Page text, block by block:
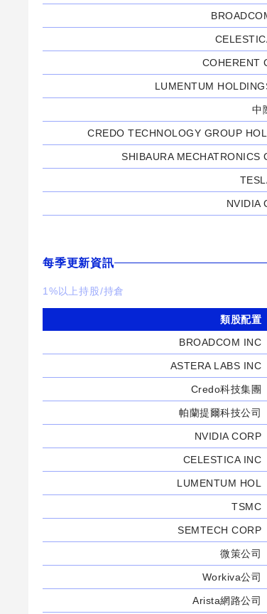
COHERENT
LUMENTUM
中
CREDO TECHNOLOGY GROUP
SHIBAURA MECHATRONICS
NVIDIA
每季更新資訊
1%以上持股/持倉
類股配置
BROADCOM INC
ASTERA LABS INC
Credo科技集團
帕蘭提爾科技公司
NVIDIA CORP
CELESTICA INC
LUMENTUM HOL
TSMC
SEMTECH CORP
微策公司
Workiva公司
Arista網路公司